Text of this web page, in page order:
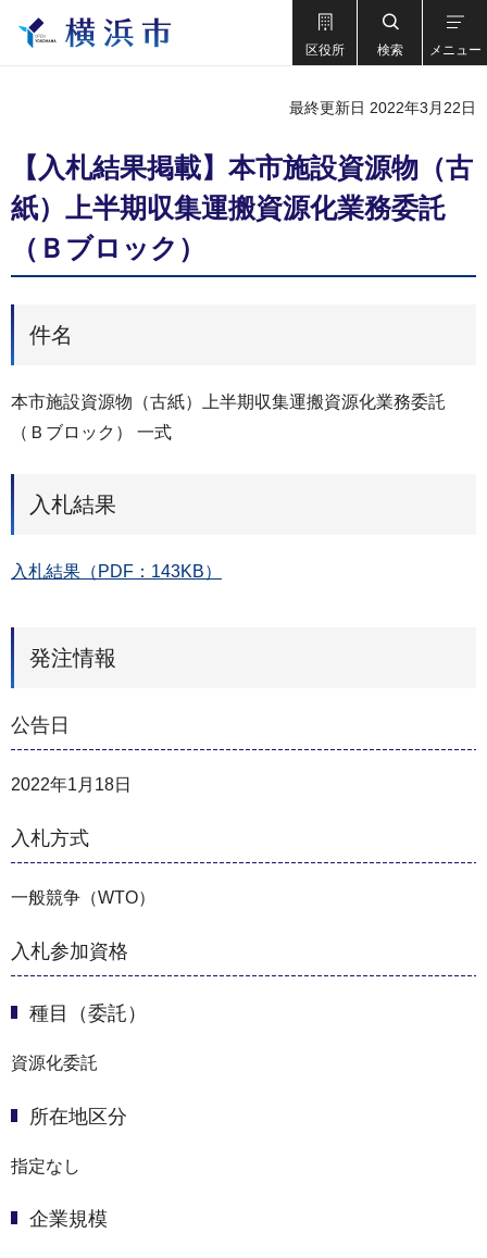
区役所 検索 メニュー
最終更新日 2022年3月22日
【入札結果掲載】本市施設資源物（古
紙）上半期収集運搬資源化業務委託
（Ｂブロック）
件名
本市施設資源物（古紙）上半期収集運搬資源化業務委託
（Ｂブロック） 一式
入札結果
入札結果（PDF：143KB）
発注情報
公告日
2022年1月18日
入札方式
一般競争（WTO）
入札参加資格
種目（委託）
資源化委託
所在地区分
指定なし
企業規模